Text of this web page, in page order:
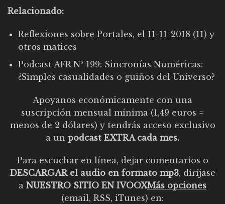
Relacionado:
Reflexiones sobre Portales, el 11-11-2018 (11) y
otros matices
Podcast AFR Nº 199: Sincronías Numéricas:
¿Simples casualidades o guiños del Universo?
Apoyanos económicamente con una
suscripción mensual mínima (1,49 euros =
menos de 2 dólares) y tendrás acceso exclusivo
a un podcast EXTRA cada mes.
Para escuchar en línea, dejar comentarios o
DESCARGAR el audio en formato mp3, diríjase
a NUESTRO SITIO EN IVOOXMás opciones
(email, RSS, iTunes) en: